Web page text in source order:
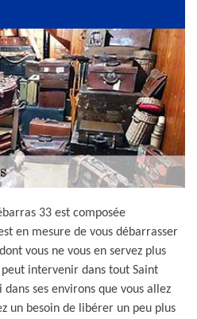
33 est composée
en mesure de vous débarrasser
vous ne vous en servez plus
intervenir dans tout Saint
ses environs que vous allez
un besoin de libérer un peu plus